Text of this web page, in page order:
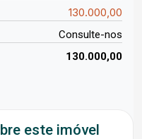
130.000,00
Consulte-nos
130.000,00
este imóvel